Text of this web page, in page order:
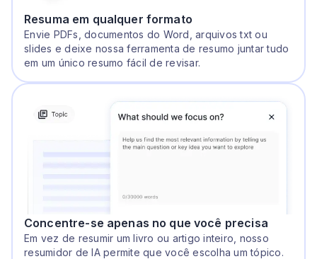
Resuma em qualquer formato
Envie PDFs, documentos do Word, arquivos txt ou
slides e deixe nossa ferramenta de resumo juntar tudo
em um único resumo fácil de revisar.
Concentre-se apenas no que você precisa
Em vez de resumir um livro ou artigo inteiro, nosso
resumidor de IA permite que você escolha um tópico.